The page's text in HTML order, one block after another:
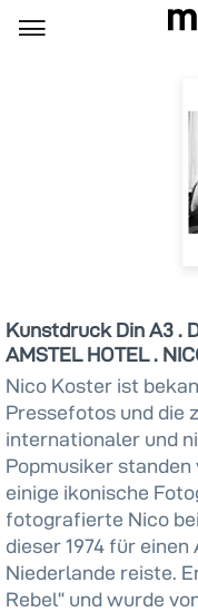
Kunstdruck Din A3 .
AMSTEL HOTEL .
Nico Koster ist
Pressefotos und die
internationaler und
Popmusiker
einige ikonische
fotografierte Nico
dieser 1974 für
Niederlande reiste.
Rebel“ und wurde